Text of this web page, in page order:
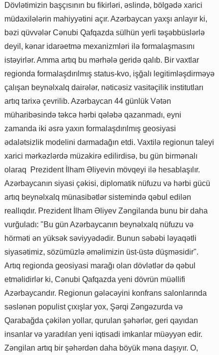
Dövlətimizin başçısının bu fikirləri, əslində, bölgədə xarici
müdaxilələrin mahiyyətini açır. Azərbaycan yaxşı anlayır ki,
bəzi qüvvələr Cənubi Qafqazda sülhün yerli təşəbbüslərlə
deyil, kənar idarəetmə mexanizmləri ilə formalaşmasını
istəyirlər. Amma artıq bu mərhələ geridə qalıb. Bir vaxtlar
regionda formalaşdırılmış status-kvo, işğalı legitimləşdirməyə
çalışan beynəlxalq dairələr, nəticəsiz vasitəçilik institutları
artıq tarixə çevrilib. Azərbaycan 44 günlük Vətən
müharibəsində təkcə hərbi qələbə qazanmadı, eyni
zamanda iki əsrə yaxın formalaşdırılmış geosiyasi
ədalətsizlik modelini darmadağın etdi. Vaxtilə regionun taleyi
xarici mərkəzlərdə müzakirə edilirdisə, bu gün birmənalı
olaraq Prezident İlham Əliyevin mövqeyi ilə hesablaşılır.
Azərbaycanın siyasi çəkisi, diplomatik nüfuzu və hərbi gücü
artıq beynəlxalq münasibətlər sistemində qəbul edilən
reallıqdır. Prezident İlham Əliyev Zəngilanda bunu bir daha
vurğuladı: "Bu gün Azərbaycanın beynəlxalq nüfuzu və
hörməti ən yüksək səviyyədədir. Bunun səbəbi ləyaqətli
siyasətimiz, sözümüzlə əməlimizin üst-üstə düşməsidir".
Artıq regionda geosiyasi marağı olan dövlətlər də qəbul
etməlidirlər ki, Cənubi Qafqazda yeni dövrün müəllifi
Azərbaycandır. Regionun gələcəyini konfrans salonlarında
səslənən populist çıxışlar yox, Şərqi Zəngəzurda və
Qarabağda çəkilən yollar, qurulan şəhərlər, geri qayıdan
insanlar və yaradılan yeni iqtisadi imkanlar müəyyən edir.
Zəngilan artıq bir şəhərdən daha böyük məna daşıyır. O,